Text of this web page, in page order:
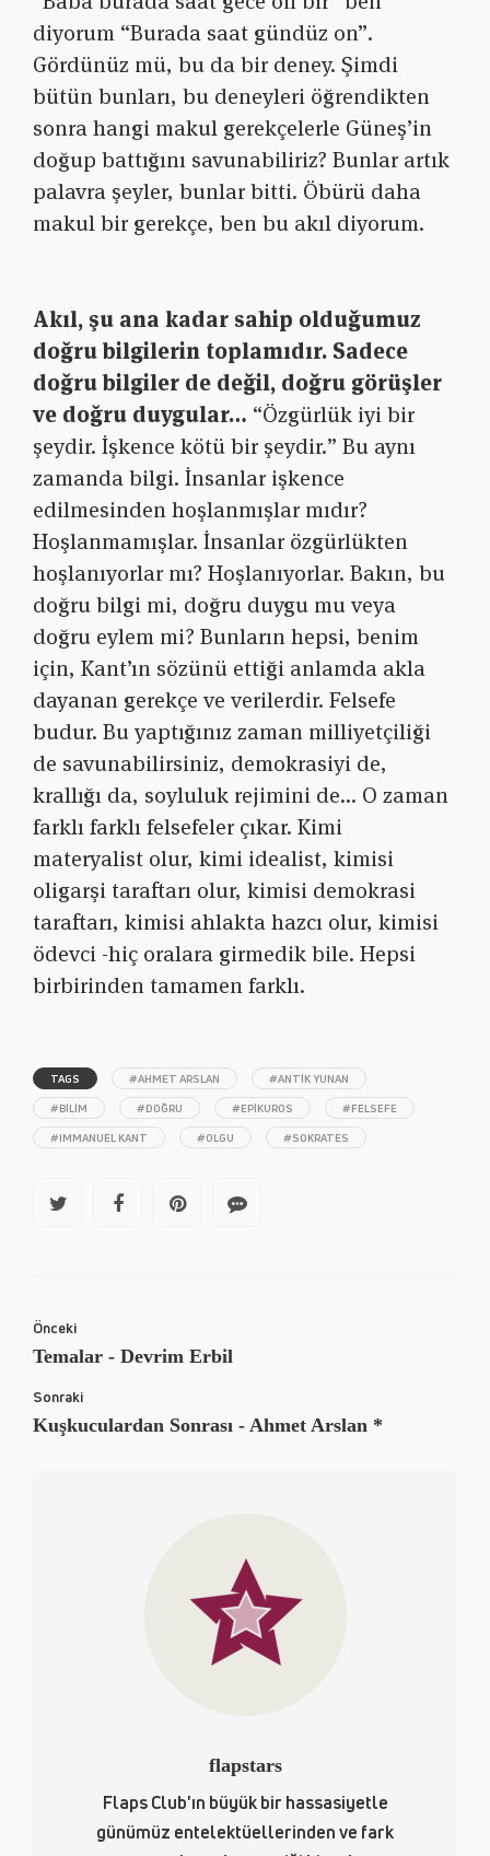
diyorum “Burada saat gündüz on”.
Gördünüz mü, bu da bir deney. Şimdi
bütün bunları, bu deneyleri öğrendikten
sonra hangi makul gerekçelerle Güneş’in
doğup battığını savunabiliriz? Bunlar artık
palavra şeyler, bunlar bitti. Öbürü daha
makul bir gerekçe, ben bu akıl diyorum.
Akıl, şu ana kadar sahip olduğumuz
doğru bilgilerin toplamıdır. Sadece
doğru bilgiler de değil, doğru görüşler
ve doğru duygular… “Özgürlük iyi bir
şeydir. İşkence kötü bir şeydir.” Bu aynı
zamanda bilgi. İnsanlar işkence
edilmesinden hoşlanmışlar mıdır?
Hoşlanmamışlar. İnsanlar özgürlükten
hoşlanıyorlar mı? Hoşlanıyorlar. Bakın, bu
doğru bilgi mi, doğru duygu mu veya
doğru eylem mi? Bunların hepsi, benim
için, Kant’ın sözünü ettiği anlamda akla
dayanan gerekçe ve verilerdir. Felsefe
budur. Bu yaptığınız zaman milliyetçiliği
de savunabilirsiniz, demokrasiyi de,
krallığı da, soyluluk rejimini de… O zaman
farklı farklı felsefeler çıkar. Kimi
materyalist olur, kimi idealist, kimisi
oligarşi taraftarı olur, kimisi demokrasi
taraftarı, kimisi ahlakta hazcı olur, kimisi
ödevci -hiç oralara girmedik bile. Hepsi
birbirinden tamamen farklı.
TAGS #AHMET ARSLAN
#ANTIK YUNAN
#BILIM
#DOĞRU #EPIKUROS
#FELSEFE
#IMMANUEL KANT
#OLGU #SOKRATES
Önceki
Temalar - Devrim Erbil
Sonraki
Kuşkuculardan Sonrası - Ahmet Arslan *
flapstars
Flaps Club'ın büyük bir hassasiyetle
günümüz entelektüellerinden ve fark